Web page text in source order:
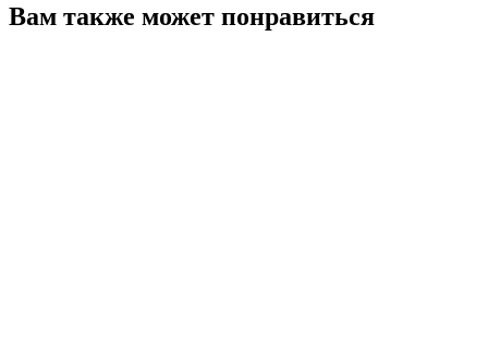
Вам также может понравиться